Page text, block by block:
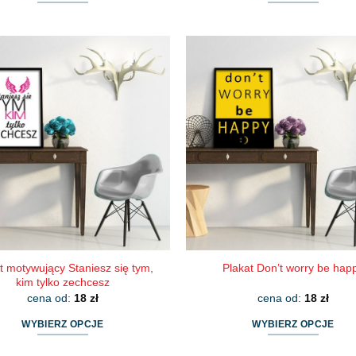
wiele
wariantów.
można
wybrać
stronie
produktu
wiele
wariantów.
można
wybrać
stronie
produktu
motywujący Staniesz się tym,
kim tylko zechcesz
cena od: 18 zł
WYBIERZ OPCJE
Plakat Don’t worry be
cena od: 18 zł
WYBIERZ OPCJE